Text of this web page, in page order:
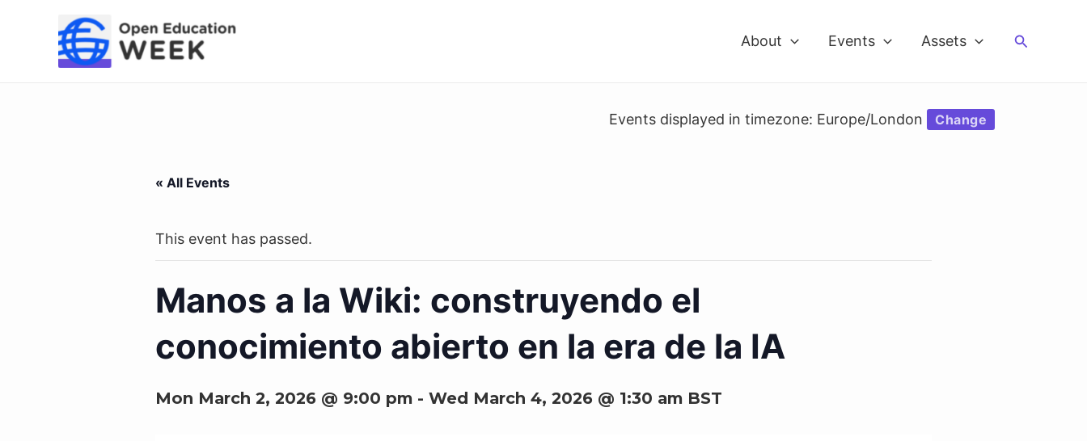
About Events Assets Search
Events displayed in timezone: Europe/London Change
« All Events
This event has passed.
Manos a la Wiki: construyendo el
conocimiento abierto en la era de la IA
Mon March 2, 2026 @ 9:00 pm - Wed March 4, 2026 @ 1:30 am BST